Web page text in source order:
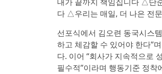
다 △우리는 매일, 더 나은 전
선포식에서 김오련 동국시스
하고 체감할 수 있어야 한다”
다. 이어 “회사가 지속적으로
필수적”이라며 행동기준 정